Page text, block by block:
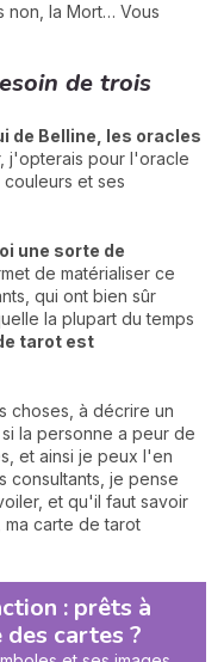
non, la Mort… Vous
de trois
de Belline, les oracles
j'opterais pour l'oracle
et ses
une sorte de
de matérialiser ce
qui ont bien sûr
la plupart du temps
tarot est
choses, à décrire un
la personne a peur de
et ainsi je peux l'en
consultants, je pense
et qu'il faut savoir
carte de tarot
: prêts à
cartes ?